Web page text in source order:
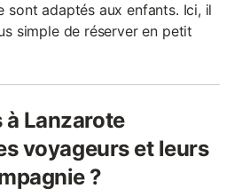
sont adaptés aux enfants. Ici, il
simple de réserver en petit
Lanzarote
voyageurs et leurs
?